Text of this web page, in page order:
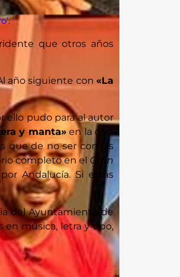
.
que otros años
año siguiente con «La
ello pudo para al autor
y manta»en la que
que de no ser con las
completo en el Gran
Andalucía. Si estás
del Ayuntamiento de
en música, letra y tipo,